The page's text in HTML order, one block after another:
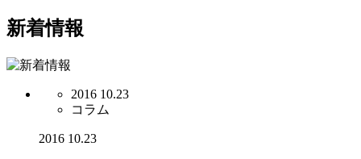
新着情報
2016 10.23
コラム
2016 10.23